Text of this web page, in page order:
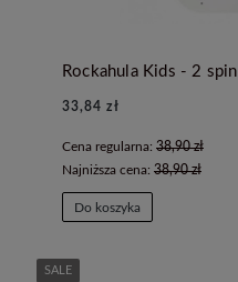
33,84 zł
Cena regularna: 38,90 zł
Najniższa cena: 38,90 zł
Do koszyka
SALE